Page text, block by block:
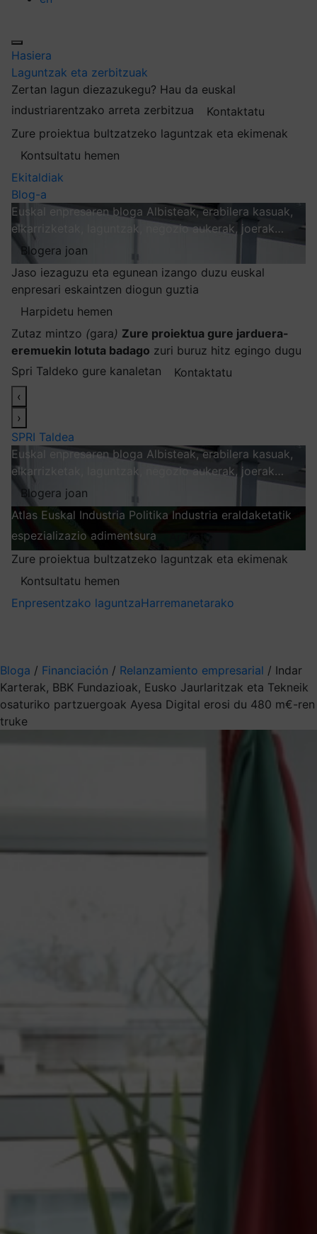
Hasiera
Laguntzak eta zerbitzuak
Zertan lagun diezazukegu? Hau da euskal
industriarentzako arreta zerbitzua
Kontaktatu
Zure proiektua bultzatzeko laguntzak eta ekimenak
Kontsultatu hemen
Ekitaldiak
Blog-a
Euskal enpresaren bloga Albisteak, erabilera kasuak,
elkarrizketak, laguntzak, negozio aukerak, joerak…
Blogera joan
Jaso iezaguzu eta egunean izango duzu euskal
enpresari eskaintzen diogun guztia
Harpidetu hemen
Zutaz mintzo (gara) Zure proiektua gure jarduera-
eremuekin lotuta badago zuri buruz hitz egingo dugu
Spri Taldeko gure kanaletan
Kontaktatu
‹
›
SPRI Taldea
Euskal enpresaren bloga Albisteak, erabilera kasuak,
elkarrizketak, laguntzak, negozio aukerak, joerak…
Blogera joan
Atlas Euskal Industria Politika Industria eraldaketatik
espezializazio adimentsura
Zure proiektua bultzatzeko laguntzak eta ekimenak
Kontsultatu hemen
Enpresentzako laguntzaHarremanetarako
Bloga / Financiación / Relanzamiento empresarial / Indar
Karterak, BBK Fundazioak, Eusko Jaurlaritzak eta Tekneik
osaturiko partzuergoak Ayesa Digital erosi du 480 m€-ren
truke